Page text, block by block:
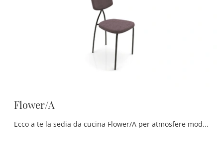
Flower/A
Ecco a te la sedia da cucina Flower/A per atmosfere moderne, tra le più esclusive Sedie fisse di Zamagna.